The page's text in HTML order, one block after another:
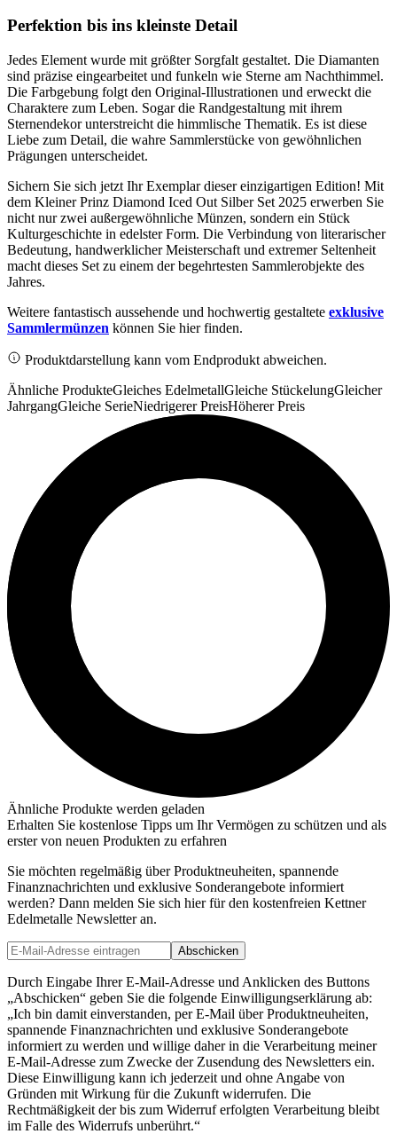
Perfektion bis ins kleinste Detail
Jedes Element wurde mit größter Sorgfalt gestaltet. Die Diamanten
sind präzise eingearbeitet und funkeln wie Sterne am Nachthimmel.
Die Farbgebung folgt den Original-Illustrationen und erweckt die
Charaktere zum Leben. Sogar die Randgestaltung mit ihrem
Sternendekor unterstreicht die himmlische Thematik. Es ist diese
Liebe zum Detail, die wahre Sammlerstücke von gewöhnlichen
Prägungen unterscheidet.
Sichern Sie sich jetzt Ihr Exemplar dieser einzigartigen Edition! Mit
dem Kleiner Prinz Diamond Iced Out Silber Set 2025 erwerben Sie
nicht nur zwei außergewöhnliche Münzen, sondern ein Stück
Kulturgeschichte in edelster Form. Die Verbindung von literarischer
Bedeutung, handwerklicher Meisterschaft und extremer Seltenheit
macht dieses Set zu einem der begehrtesten Sammlerobjekte des
Jahres.
Weitere fantastisch aussehende und hochwertig gestaltete exklusive
Sammlermünzen können Sie hier finden.
Produktdarstellung kann vom Endprodukt abweichen.
Ähnliche ProdukteGleiches EdelmetallGleiche StückelungGleicher
JahrgangGleiche SerieNiedrigerer PreisHöherer Preis
Ähnliche Produkte werden geladen
Erhalten Sie kostenlose Tipps um Ihr Vermögen zu schützen und als
erster von neuen Produkten zu erfahren
Sie möchten regelmäßig über Produktneuheiten, spannende
Finanznachrichten und exklusive Sonderangebote informiert
werden? Dann melden Sie sich hier für den kostenfreien Kettner
Edelmetalle Newsletter an.
Abschicken
Durch Eingabe Ihrer E-Mail-Adresse und Anklicken des Buttons
„Abschicken“ geben Sie die folgende Einwilligungserklärung ab:
„Ich bin damit einverstanden, per E-Mail über Produktneuheiten,
spannende Finanznachrichten und exklusive Sonderangebote
informiert zu werden und willige daher in die Verarbeitung meiner
E-Mail-Adresse zum Zwecke der Zusendung des Newsletters ein.
Diese Einwilligung kann ich jederzeit und ohne Angabe von
Gründen mit Wirkung für die Zukunft widerrufen. Die
Rechtmäßigkeit der bis zum Widerruf erfolgten Verarbeitung bleibt
im Falle des Widerrufs unberührt.“